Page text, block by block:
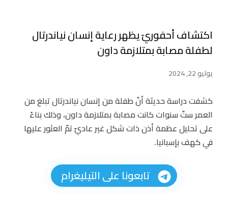
اكتشاف أحفوريّ يظهر رعاية إنسان نياندرتال
لطفلة مصابة بمتلازمة داون
يوليو 22, 2024
كشفت دراسة حديثة أنّ طفلة من إنسان نياندرتال تبلغ من
العمر ستّ سنوات كانت مصابة بمتلازمة داون، وذلك بناءً
على تحليل عظمة أذن ذات شكل غير عاديّ تمّ العثور عليها
في كهف بإسبانيا.
تابعونا على التيليغرام